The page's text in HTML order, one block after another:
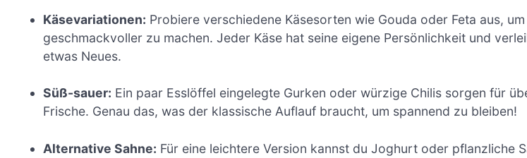
Käsevariationen: Probiere verschiedene Käsesorten wie Gouda oder Feta aus,
geschmackvoller zu machen. Jeder Käse hat seine eigene Persönlichkeit und
etwas Neues.
Süß-sauer: Ein paar Esslöffel eingelegte Gurken oder würzige Chilis sorgen für
Frische. Genau das, was der klassische Auflauf braucht, um spannend zu bleiben!
Alternative Sahne: Für eine leichtere Version kannst du Joghurt oder pflanzliche